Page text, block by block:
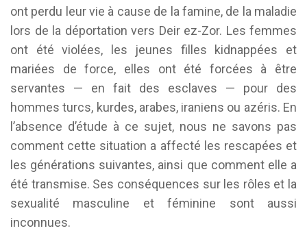
ont perdu leur vie à cause de la famine, de la maladie
lors de la déportation vers Deir ez-Zor. Les femmes
ont été violées, les jeunes filles kidnappées et
mariées de force, elles ont été forcées à être
servantes — en fait des esclaves — pour des
hommes turcs, kurdes, arabes, iraniens ou azéris. En
l’absence d’étude à ce sujet, nous ne savons pas
comment cette situation a affecté les rescapées et
les générations suivantes, ainsi que comment elle a
été transmise. Ses conséquences sur les rôles et la
sexualité masculine et féminine sont aussi
inconnues.